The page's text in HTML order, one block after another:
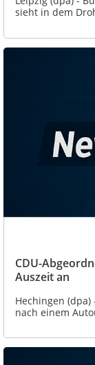
sieht in dem
CDU-
Auszeit an
Hechingen (dpa)
nach einem